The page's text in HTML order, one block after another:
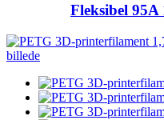
Fleksibel